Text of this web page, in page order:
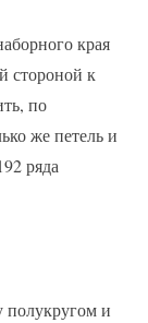
края
стороной к
по
же петель и
ряда
и